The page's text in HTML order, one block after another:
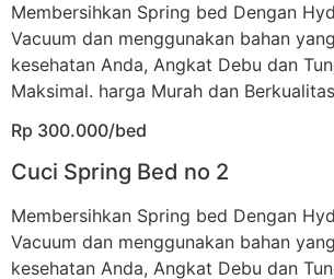
Membersihkan Spring bed Dengan
Vacuum dan menggunakan bahan
kesehatan Anda, Angkat Debu dan
Maksimal. harga Murah dan Berkualitas
Rp 300.000/bed
Cuci Spring Bed no 2
Membersihkan Spring bed Dengan
Vacuum dan menggunakan bahan
kesehatan Anda, Angkat Debu dan